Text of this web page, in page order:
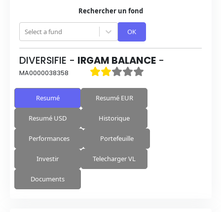
Rechercher un fond
Select a fund OK
DIVERSIFIE - IRGAM BALANCE -
MA0000038358
Resumé Resumé EUR
Resumé USD Historique
Performances Portefeuille
Investir Telecharger VL
Documents